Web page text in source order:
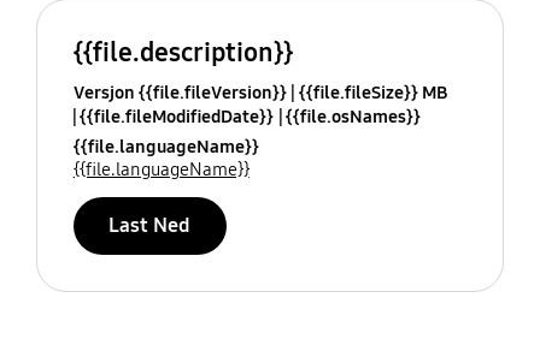
{{file.description}}
Versjon {{file.fileVersion}} {{file.fileSize}} MB
{{file.fileModifiedDate}} {{file.osNames}}
{{file.languageName}}
{{file.languageName}}
Last Ned